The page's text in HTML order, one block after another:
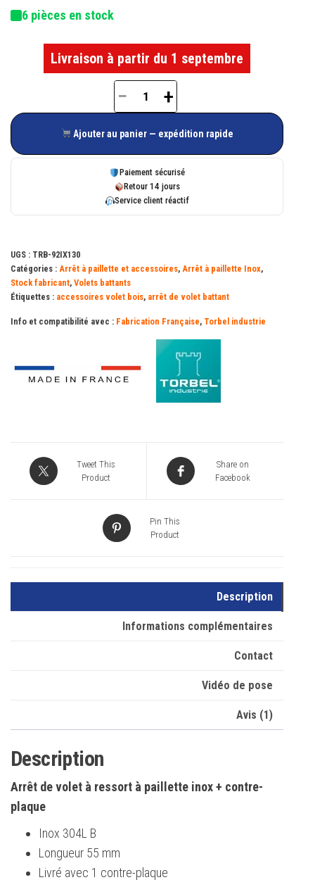
6 pièces en stock
Livraison à partir du 1 septembre
quantité
Arrêt
ressort
à
mm
L
+
− +
Ajouter au panier — expédition rapide
Paiement sécurisé
Retour 14 jours
Service client réactif
UGS : TRB-92IX130
Catégories : Arrêt à paillette et accessoires, Arrêt à paillette Inox,
Stock fabricant, Volets battants
Étiquettes : accessoires volet bois, arrêt de volet battant
Info et compatibilité avec : Fabrication Française, Torbel industrie
Tweet This
Product
Share on
Facebook
Pin This
Product
Description
Informations complémentaires
Contact
Vidéo de pose
Avis (1)
Description
Arrêt de volet à ressort à paillette inox + contre-
plaque
Inox 304L B
Longueur 55 mm
Livré avec 1 contre-plaque